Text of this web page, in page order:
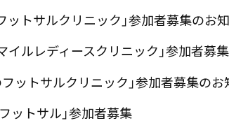
ットサルクリニック」参加者募集のお
イルレディースクリニック」参加者募集
ットサルクリニック」参加者募集のお
ットサル」参加者募集